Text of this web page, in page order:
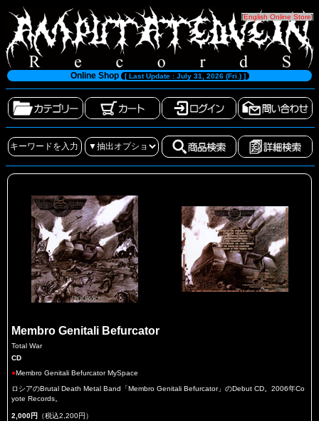
[English Online Store]
Online Shop [ Last Update : July 31, 2026 (Fri.) ]
Membro Genitali Befurcator
Total War
CD
●Membro Genitali Befurcator MySpace
ロシアのBrutal Death Metal Band「Membro Genitali Befurcator」のDebut CD。2006年Co
yote Records。
2,000円 （税込2,200円）